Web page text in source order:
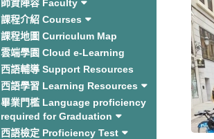
師資陣容 Faculty
課程介紹 Courses
課程地圖 Curriculum Map
雲端學園 Cloud e-Learning
西語輔導 Support Resources
西語學習 Learning Resources
畢業門檻 Language proficiency
required for Graduation
西語檢定 Proficiency Test